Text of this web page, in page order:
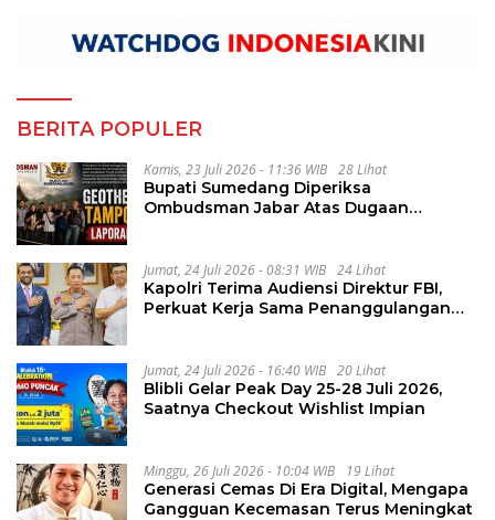
BERITA POPULER
Kamis, 23 Juli 2026 - 11:36 WIB 28 Lihat
Bupati Sumedang Diperiksa
Ombudsman Jabar Atas Dugaan
Jumat, 24 Juli 2026 - 08:31 WIB 24 Lihat
Kapolri Terima Audiensi Direktur FBI,
Perkuat Kerja Sama Penanggulangan
Jumat, 24 Juli 2026 - 16:40 WIB 20 Lihat
Blibli Gelar Peak Day 25-28 Juli 2026,
Saatnya Checkout Wishlist Impian
Minggu, 26 Juli 2026 - 10:04 WIB 19 Lihat
Generasi Cemas Di Era Digital, Mengapa
Gangguan Kecemasan Terus Meningkat